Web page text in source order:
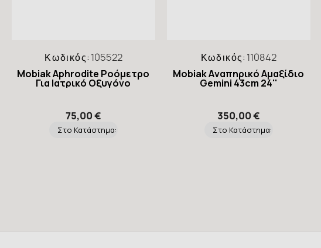
Κωδικός: 105522
Mobiak Aphrodite Ροόμετρο
Για Ιατρικό Οξυγόνο
75,00 €
Στο Κατάστημα:
Κωδικός: 110842
Mobiak Aναπηρικό Αμαξίδιο
Gemini 43cm 24''
350,00 €
Στο Κατάστημα: